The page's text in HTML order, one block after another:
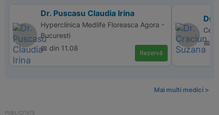
Dr. Puscasu Claudia Irina
Hyperclinica Medlife Floreasca Agora -
Bucuresti
📅 din 11.08
Rezervă
Dr.
📅
Mai multi medici >